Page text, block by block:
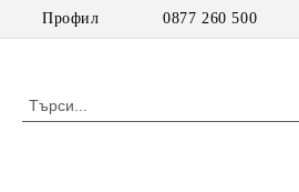
Профил 0877 260 500